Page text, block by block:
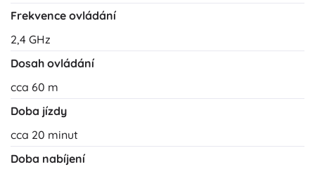
Frekvence ovládání
2,4 GHz
Dosah ovládání
cca 60 m
Doba jízdy
cca 20 minut
Doba nabíjení